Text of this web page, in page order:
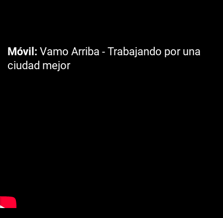
Móvil
Vamo Arriba - Trabajando por una
ciudad mejor